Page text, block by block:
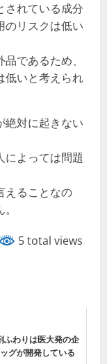
されている成分
のリスクは低い
であるため、
低いと考えられ
絶対に起きない
によっては問題
えることなの
5 total views
ふわりは医大発の企
グが開発している